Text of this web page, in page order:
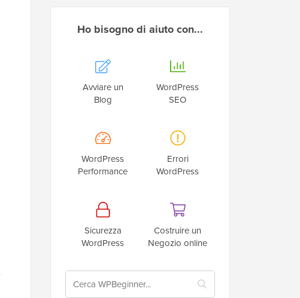
Ho bisogno di aiuto con...
Avviare un
Blog
WordPress
SEO
WordPress
Performance
Errori
WordPress
Sicurezza
WordPress
Costruire un
Negozio online